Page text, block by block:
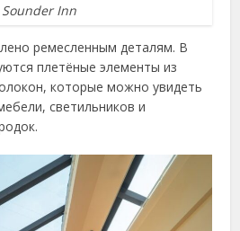
Sounder Inn
ремесленным деталям. В
плетёные элементы из
которые можно увидеть
светильников и